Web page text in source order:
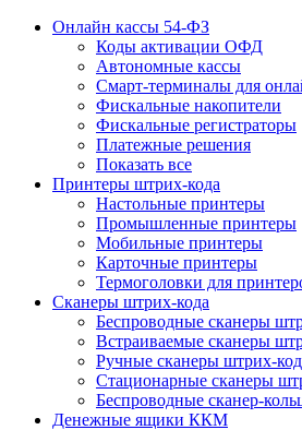
Онлайн кассы 54-ФЗ
Коды активации ОФД
Автономные кассы
Смарт-терминалы для
Фискальные накопители
Фискальные регистраторы
Платежные решения
Показать все
Принтеры штрих-кода
Настольные принтеры
Промышленные принтеры
Мобильные принтеры
Карточные принтеры
Термоголовки для
Сканеры штрих-кода
Беспроводные сканеры
Встраиваемые сканеры
Ручные сканеры штрих-
Стационарные сканеры
Беспроводные сканер-
Денежные ящики ККМ